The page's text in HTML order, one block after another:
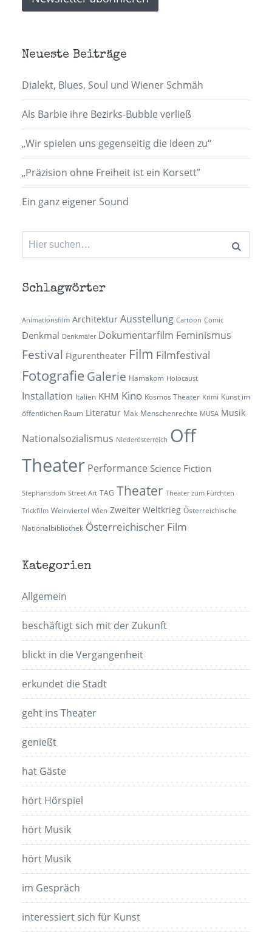
Neueste Beiträge
Dialekt, Blues, Soul und Wiener Schmäh
Als Barbie ihre Bezirks-Bubble verließ
„Wir spielen uns gegenseitig die Ideen zu“
„Präzision ohne Freiheit ist ein Korsett”
Ein ganz eigener Sound
Suchen
nach:
Schlagwörter
Animationsfilm Architektur Ausstellung Cartoon Comic
Denkmal Denkmäler Dokumentarfilm Feminismus
Festival Figurentheater Film Filmfestival
Fotografie Galerie Hamakom Holocaust
Installation Italien KHM Kino Kosmos Theater Krimi Kunst im
öffentlichen Raum Literatur Mak Menschenrechte MUSA Musik
Nationalsozialismus Niederösterreich Off
Theater Performance Science Fiction
Stephansdom Street Art TAG Theater Theater zum Fürchten
Trickfilm Weinviertel Wien Zweiter Weltkrieg Österreichische
Nationalbibliothek Österreichischer Film
Kategorien
Allgemein
beschäftigt sich mit der Zukunft
blickt in die Vergangenheit
erkundet die Stadt
geht ins Theater
genießt
hat Gäste
hört Hörspiel
hört Musik
hört Musik
im Gespräch
interessiert sich für Kunst